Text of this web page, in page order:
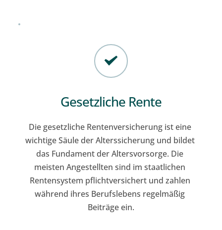
Gesetzliche Rente
Die gesetzliche Rentenversicherung ist eine
wichtige Säule der Alterssicherung und bildet
das Fundament der Altersvorsorge. Die
meisten Angestellten sind im staatlichen
Rentensystem pflichtversichert und zahlen
während ihres Berufslebens regelmäßig
Beiträge ein.